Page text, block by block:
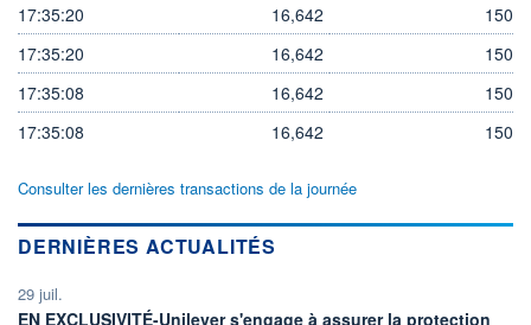
17:35:20
16,642
150
17:35:20
16,642
150
17:35:08
16,642
150
17:35:08
16,642 150
Consulter les dernières transactions de la journée
DERNIÈRES ACTUALITÉS
29 juil.
EN EXCLUSIVITÉ-Unilever s'engage à assurer la protection